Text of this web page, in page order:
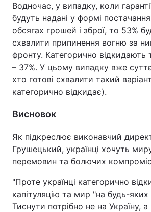
Водночас, у випадку, коли
будуть надані у формі
обсягах грошей і зброї, то 53%
схвалити припинення вогню за
фронту. Категорично відкидають
– 37%. У цьому випадку вже
хто готові схвалити такий
категорично відкидає).
Висновок
Як підкреслює виконавчий
Грушецький, українці хочуть
перемовин та болючих
"Проте українці категорично
капітуляцію та мир "на будь-
Тиснути потрібно не на Україну,